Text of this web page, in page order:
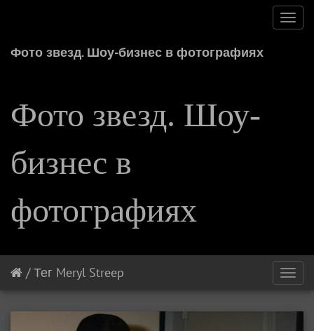
Фото звезд. Шоу-бизнес в фотографиях
Фото звезд. Шоу-
бизнес в
фотографиях
/Тег Meryl Streep